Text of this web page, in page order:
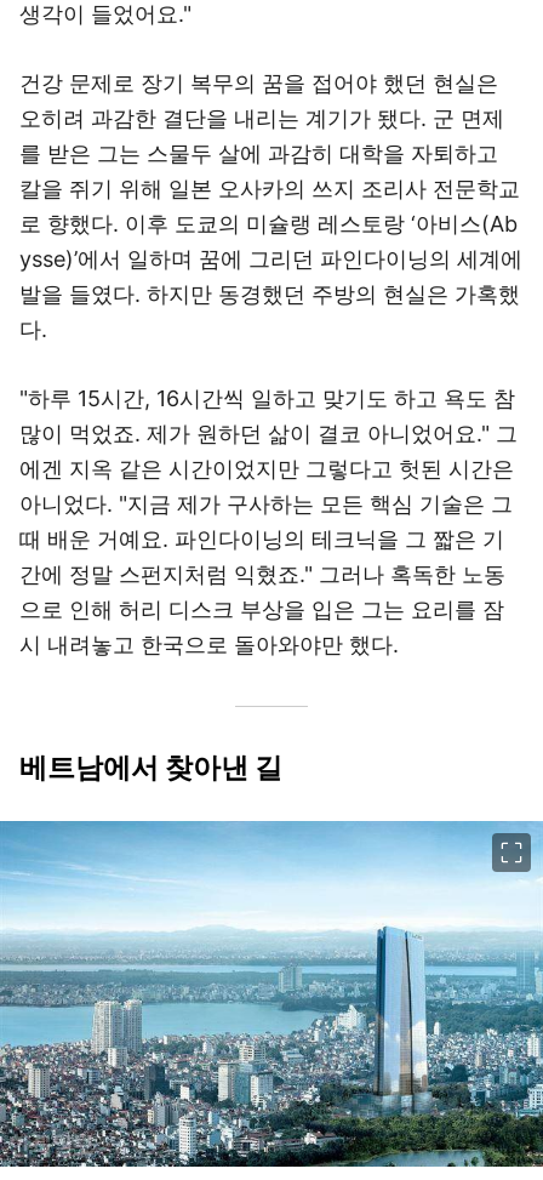
생각이 들었어요."
건강 문제로 장기 복무의 꿈을 접어야 했던 현실은
오히려 과감한 결단을 내리는 계기가 됐다. 군 면제
를 받은 그는 스물두 살에 과감히 대학을 자퇴하고
칼을 쥐기 위해 일본 오사카의 쓰지 조리사 전문학교
로 향했다. 이후 도쿄의 미슐랭 레스토랑 ‘아비스(Ab
ysse)’에서 일하며 꿈에 그리던 파인다이닝의 세계에
발을 들였다. 하지만 동경했던 주방의 현실은 가혹했
다.
"하루 15시간, 16시간씩 일하고 맞기도 하고 욕도 참
많이 먹었죠. 제가 원하던 삶이 결코 아니었어요." 그
에겐 지옥 같은 시간이었지만 그렇다고 헛된 시간은
아니었다. "지금 제가 구사하는 모든 핵심 기술은 그
때 배운 거예요. 파인다이닝의 테크닉을 그 짧은 기
간에 정말 스펀지처럼 익혔죠." 그러나 혹독한 노동
으로 인해 허리 디스크 부상을 입은 그는 요리를 잠
시 내려놓고 한국으로 돌아와야만 했다.
베트남에서 찾아낸 길